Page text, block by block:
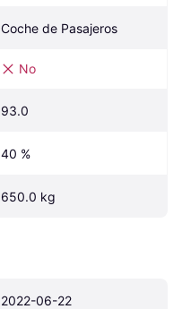
Coche de Pasajeros
No
93.0
40 %
650.0 kg
2022-06-22